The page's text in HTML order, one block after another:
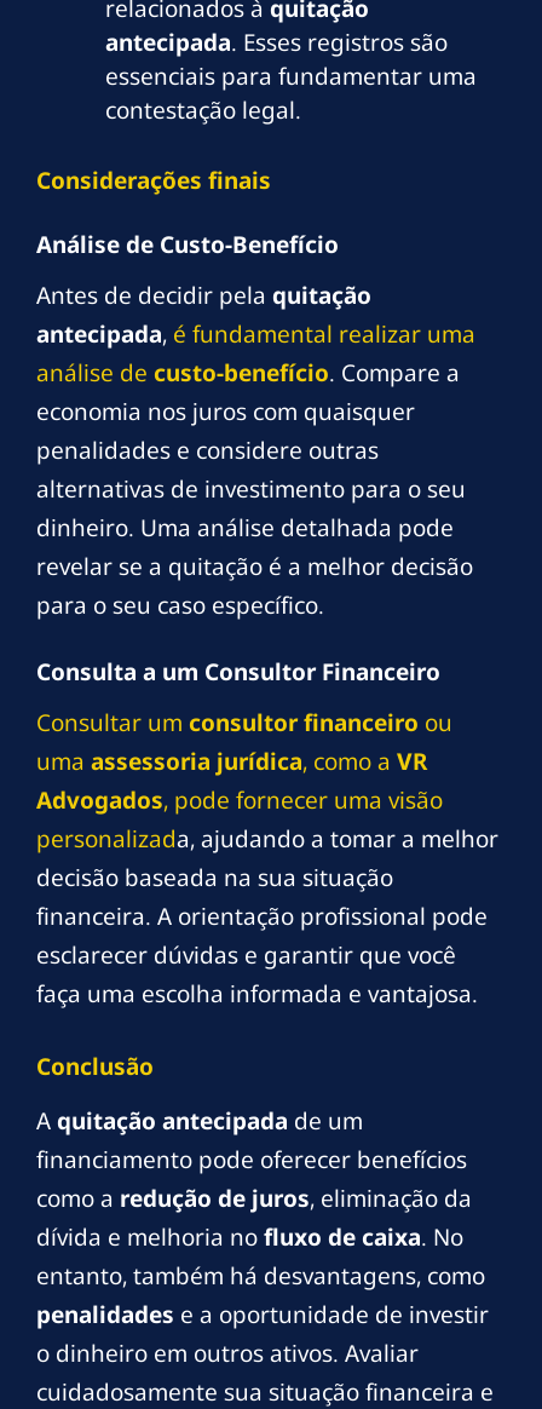
relacionados à quitação
antecipada. Esses registros são
essenciais para fundamentar uma
contestação legal.
Considerações finais
Análise de Custo-Benefício
Antes de decidir pela quitação
antecipada, é fundamental realizar uma
análise de custo-benefício. Compare a
economia nos juros com quaisquer
penalidades e considere outras
alternativas de investimento para o seu
dinheiro. Uma análise detalhada pode
revelar se a quitação é a melhor decisão
para o seu caso específico.
Consulta a um Consultor Financeiro
Consultar um consultor financeiro ou
uma assessoria jurídica, como a VR
Advogados, pode fornecer uma visão
personalizada, ajudando a tomar a melhor
decisão baseada na sua situação
financeira. A orientação profissional pode
esclarecer dúvidas e garantir que você
faça uma escolha informada e vantajosa.
Conclusão
Aquitação antecipada de um
financiamento pode oferecer benefícios
como a redução de juros, eliminação da
dívida e melhoria nofluxo de caixa. No
entanto, também há desvantagens, como
penalidades e a oportunidade de investir
o dinheiro em outros ativos. Avaliar
cuidadosamente sua situação financeira e